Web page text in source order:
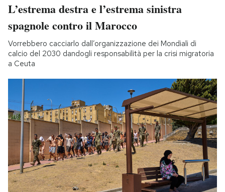
L’estrema destra e l’estrema sinistra
spagnole contro il Marocco
Vorrebbero cacciarlo dall’organizzazione dei Mondiali di
calcio del 2030 dandogli responsabilità per la crisi migratoria
a Ceuta